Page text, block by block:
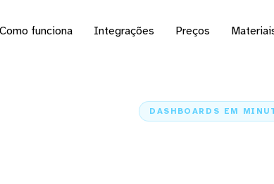
Como funciona Integrações Preços
DASHBOARDS EM